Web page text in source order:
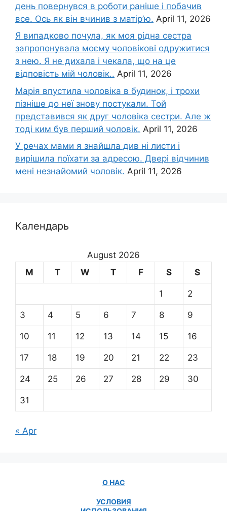
день повернувся в роботи раніше і побачив
все. Ось як він вчинив з матір’ю. April 11, 2026
Я випадково почула, як моя рідна сестра
запропонувала моєму чоловікові одружитися
з нею. Я не дихала і чекала, що на це
відповість мій чоловік.. April 11, 2026
Марія впустила чоловіка в будинок, і трохи
пізніше до неї знову постукали. Той
представився як друг чоловіка сестри. Але ж
тоді ким був перший чоловік. April 11, 2026
У речах мами я знайшла див ні листи і
вирішила поїхати за адресою. Двері відчинив
мені незнайомий чоловік. April 11, 2026
Календарь
August 2026
M
T W T F S S
1 2
3 4 5 6 7 8 9
10 11 12 13 14 15 16
17 18 19 20 21 22 23
24 25 26 27 28 29 30
31
« Apr
О НАС
УСЛОВИЯ